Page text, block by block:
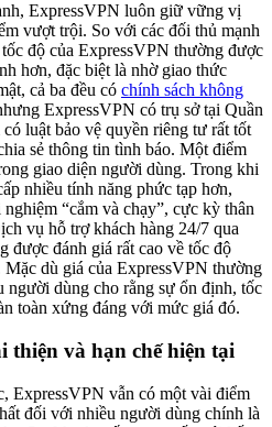
ExpressVPN luôn giữ vững vị
vượt trội. So với các đối thủ mạnh
độ của ExpressVPN thường được
hơn, đặc biệt là nhờ giao thức
cả ba đều có chính sách không
ExpressVPN có trụ sở tại Quần
luật bảo vệ quyền riêng tư rất tốt
sẻ thông tin tình báo. Một điểm
giao diện người dùng. Trong khi
nhiều tính năng phức tạp hơn,
“cắm và chạy”, cực kỳ thân
vụ hỗ trợ khách hàng 24/7 qua
được đánh giá rất cao về tốc độ
dù giá của ExpressVPN thường
người dùng cho rằng sự ổn định, tốc
toàn xứng đáng với mức giá đó.
thiện và hạn chế hiện tại
ExpressVPN vẫn có một vài điểm
đối với nhiều người dùng chính là